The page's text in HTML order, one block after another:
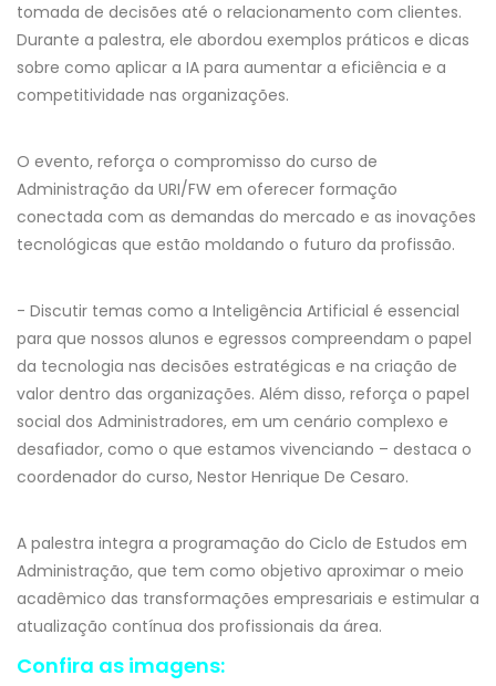
tomada de decisões até o relacionamento com clientes.
Durante a palestra, ele abordou exemplos práticos e dicas
sobre como aplicar a IA para aumentar a eficiência e a
competitividade nas organizações.
O evento, reforça o compromisso do curso de
Administração da URI/FW em oferecer formação
conectada com as demandas do mercado e as inovações
tecnológicas que estão moldando o futuro da profissão.
- Discutir temas como a Inteligência Artificial é essencial
para que nossos alunos e egressos compreendam o papel
da tecnologia nas decisões estratégicas e na criação de
valor dentro das organizações. Além disso, reforça o papel
social dos Administradores, em um cenário complexo e
desafiador, como o que estamos vivenciando – destaca o
coordenador do curso, Nestor Henrique De Cesaro.
A palestra integra a programação do Ciclo de Estudos em
Administração, que tem como objetivo aproximar o meio
acadêmico das transformações empresariais e estimular a
atualização contínua dos profissionais da área.
Confira as imagens: